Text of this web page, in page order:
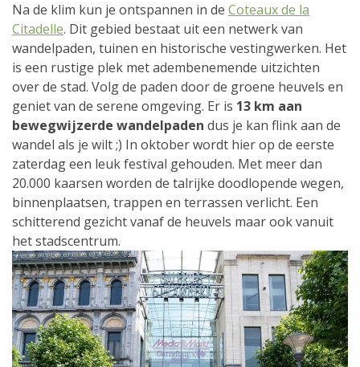
Na de klim kun je ontspannen in de Coteaux de la
Citadelle. Dit gebied bestaat uit een netwerk van
wandelpaden, tuinen en historische vestingwerken. Het
is een rustige plek met adembenemende uitzichten
over de stad. Volg de paden door de groene heuvels en
geniet van de serene omgeving. Er is 13 km aan
bewegwijzerde wandelpaden dus je kan flink aan de
wandel als je wilt ;) In oktober wordt hier op de eerste
zaterdag een leuk festival gehouden. Met meer dan
20.000 kaarsen worden de talrijke doodlopende wegen,
binnenplaatsen, trappen en terrassen verlicht. Een
schitterend gezicht vanaf de heuvels maar ook vanuit
het stadscentrum.